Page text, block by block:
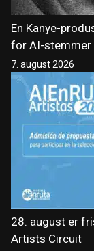
En Kanye-
for AI-stemmer
7. august 2026
28. august er
Artists Circuit